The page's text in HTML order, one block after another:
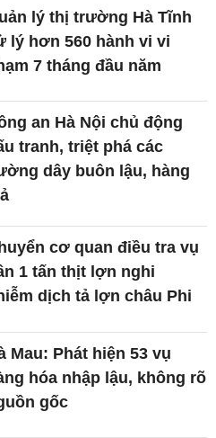
lý thị trường Hà Tĩnh
lý hơn 560 hành vi vi
7 tháng đầu năm
an Hà Nội chủ động
tranh, triệt phá các
dây buôn lậu, hàng
cơ quan điều tra vụ
1 tấn thịt lợn nghi
dịch tả lợn châu Phi
Mau: Phát hiện 53 vụ
hóa nhập lậu, không rõ
gốc